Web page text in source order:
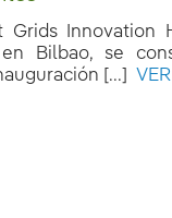
Grids Innovation
Bilbao, se
[...]